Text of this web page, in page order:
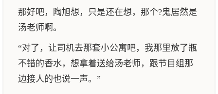
那好吧，陶旭想，只是还在想，那个?鬼居然是
汤老师啊。
“对了，让司机去那套小公寓吧，我那里放了瓶
不错的香水，想拿着送给汤老师，跟节目组那
边接人的也说一声。”